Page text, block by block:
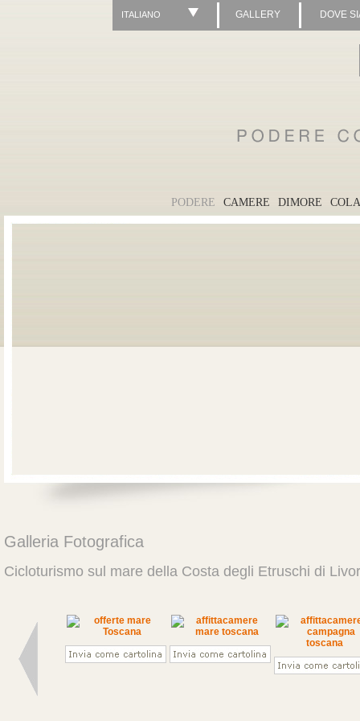
ITALIANO GALLERY DOVE
PODERE CAMERE DIMORE
Galleria Fotografica
Cicloturismo sul mare della Costa degli Etruschi di